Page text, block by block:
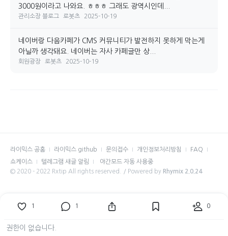
1 1 0
권한이 없습니다.
3000원이라고 나와요. ㅎㅎㅎ 그래도 광역시인데...
관리소장 블로그 로봇츠 2025-10-19
네이버랑 다음카페가 CMS 커뮤니티가 발전하지 못하게 막는게
아닐까 생각돼요. 네이버는 자사 카페글만 상...
회원광장 로봇츠 2025-10-19
라이믹스 공홈 라이믹스 github 문의접수 개인정보처리방침
FAQ
쇼케이스
텔레그램 새글 알림
야간모드 자동 사용중
© 2020 - 2022 Rxtip All rights reserved. / Powered by Rhymix 2.0.24